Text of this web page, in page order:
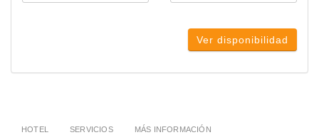
Ver disponibilidad
HOTEL SERVICIOS MÁS INFORMACIÓN